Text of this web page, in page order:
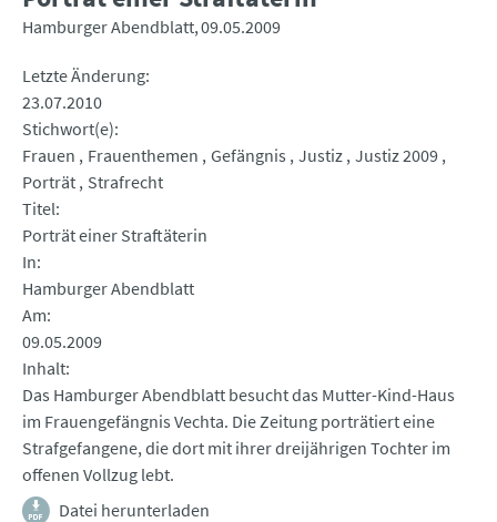
Hamburger Abendblatt 09.05.2009
Letzte Änderung
23.07.2010
Stichwort(e)
Frauen
Frauenthemen Gefängnis Justiz Justiz 2009
Porträt Strafrecht
Titel
Porträt einer Straftäterin
In
Hamburger Abendblatt
Am
09.05.2009
Inhalt
Das Hamburger Abendblatt besucht das Mutter-Kind-Haus
im Frauengefängnis Vechta. Die Zeitung porträtiert eine
Strafgefangene, die dort mit ihrer dreijährigen Tochter im
offenen Vollzug lebt.
Datei herunterladen